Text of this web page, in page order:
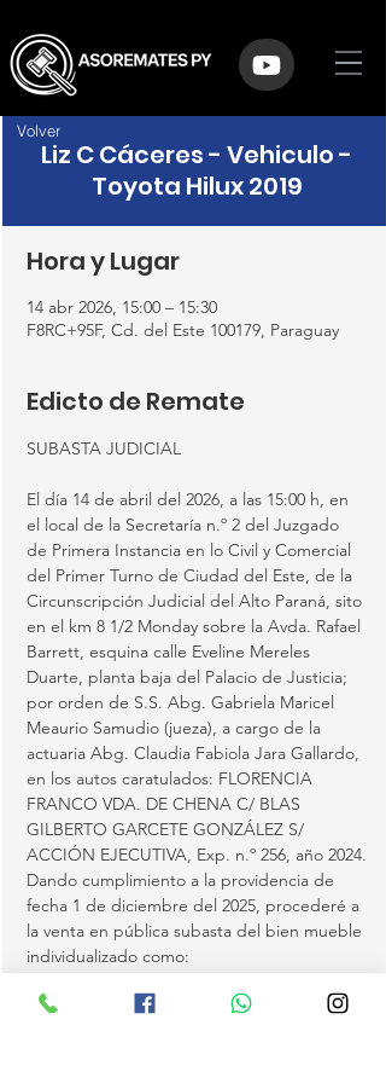
Liz C Cáceres - Vehiculo -
Toyota Hilux 2019
Hora y Lugar
14 abr 2026, 15:00 – 15:30
F8RC+95F, Cd. del Este 100179, Paraguay
Edicto de Remate
SUBASTA JUDICIAL
El día 14 de abril del 2026, a las 15:00 h, en
el local de la Secretaría n.º 2 del Juzgado
de Primera Instancia en lo Civil y Comercial
del Primer Turno de Ciudad del Este, de la
Circunscripción Judicial del Alto Paraná, sito
en el km 8 1/2 Monday sobre la Avda. Rafael
Barrett, esquina calle Eveline Mereles
Duarte, planta baja del Palacio de Justicia;
por orden de S.S. Abg. Gabriela Maricel
Meaurio Samudio (jueza), a cargo de la
actuaria Abg. Claudia Fabiola Jara Gallardo,
en los autos caratulados: FLORENCIA
FRANCO VDA. DE CHENA C/ BLAS
GILBERTO GARCETE GONZÁLEZ S/
ACCIÓN EJECUTIVA, Exp. n.º 256, año 2024.
Dando cumplimiento a la providencia de
fecha 1 de diciembre del 2025, procederé a
la venta en pública subasta del bien mueble
individualizado como:
Marca: TOYOTA, tipo: CAMIONETA,
Volver